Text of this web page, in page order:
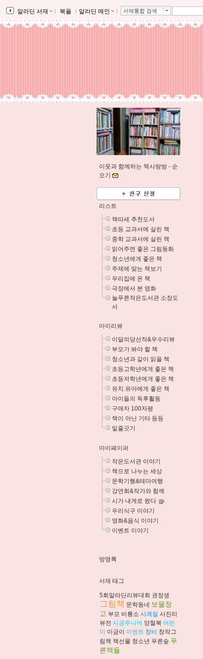
알라딘 서재 ｌ 북플 ｌ 알라딘 메인 ｌ 서재통합 검색
이웃과 함께하는 책사랑방 - 순
오기
리스트
책따세 추천도서
초등 교과서에 실린 책
중학 교과서에 실린 책
읽어주면 좋은 그림동화
청소년에게 좋은 책
주제에 맞는 책보기
우리집에 온 책
극장에서 본 영화
늘푸른작은도서관 소장도
서
마이리뷰
이달의당선작&우수리뷰
부모가 봐야 할 책
청소년과 같이 읽을 책
초등고학년에게 좋은 책
초등저학년에게 좋은 책
유치.유아에게 좋은 책
아이들의 독후활동
구매자 100자평
책이 아닌 기타 등등
밑줄긋기
마이페이퍼
작은도서관 이야기
책으로 나누는 세상
문학기행&테마여행
강연회&작가와 함께
시가 내게로 왔다
우리식구 이야기
영화&음식 이야기
이벤트 이야기
방명록
서재 태그
5회알라딘리뷰대회 권정생
그림책 문학동네 보물창
고 부모 비룡소 사계절 사진리
뷰전 시공주니어 양철북 어린
이 이금이 이벤트 창비 창작그
림책 책선물 청소년 푸른숲 푸
른책들